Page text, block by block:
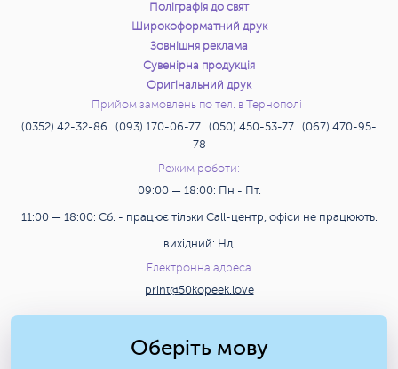
Поліграфія до свят
Широкоформатний друк
Зовнішня реклама
Сувенірна продукція
Оригінальний друк
Прийом замовлень по тел. в Тернополі :
(0352) 42-32-86 (093) 170-06-77 (050) 450-53-77 (067) 470-95-
78
Режим роботи:
09:00 — 18:00: Пн - Пт.
11:00 — 18:00: Сб. - працює тільки Call-центр, офіси не працюють.
вихідний: Нд.
Електронна адреса
print@50kopeek.love
Оберіть мову